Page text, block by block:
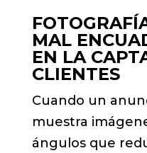
MAL
EN LA
CLIENTES
Cuando un
muestra
ángulos que